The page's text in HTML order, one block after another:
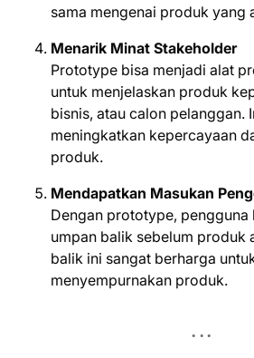
sama mengenai produk yang
Menarik Minat Stakeholder
Prototype bisa menjadi alat
untuk menjelaskan produk
bisnis, atau calon pelanggan.
meningkatkan kepercayaan
produk.
Mendapatkan Masukan
Dengan prototype, pengguna
umpan balik sebelum produk
balik ini sangat berharga
menyempurnakan produk.